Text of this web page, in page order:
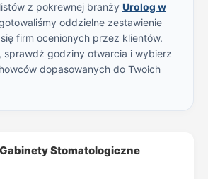
z pokrewnej branży Urolog w
oddzielne zestawienie
firm ocenionych przez klientów.
sprawdź godziny otwarcia i wybierz
dopasowanych do Twoich
Gabinety Stomatologiczne